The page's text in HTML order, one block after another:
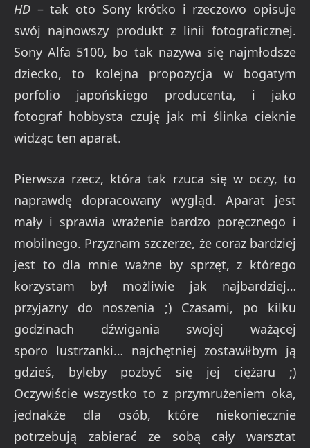
HD – tak oto Sony krótko i rzeczowo opisuje
swój najnowszy produkt z linii fotograficznej.
Sony Alfa 5100, bo tak nazywa się najmłodsze
dziecko, to kolejna propozycja w bogatym
porfolio japońskiego producenta, i jako
fotograf hobbysta czuję jak mi ślinka cieknie
widząc ten aparat.
Pierwsza rzecz, która tak rzuca się w oczy, to
naprawdę dopracowany wygląd. Aparat jest
mały i sprawia wrażenie bardzo poręcznego i
mobilnego. Przyznam szczerze, że coraz bardziej
jest to dla mnie ważne by sprzęt, z którego
korzystam był możliwie jak najbardziej…
przyjazny do noszenia ;) Czasami, po kilku
godzinach dźwigania swojej ważącej
sporo lustrzanki… najchętniej zostawiłbym ją
gdzieś, byleby pozbyć się jej ciężaru ;)
Oczywiście wszystko to z przymrużeniem oka,
jednakże dla osób, które niekoniecznie
potrzebują zabierać ze sobą cały warsztat